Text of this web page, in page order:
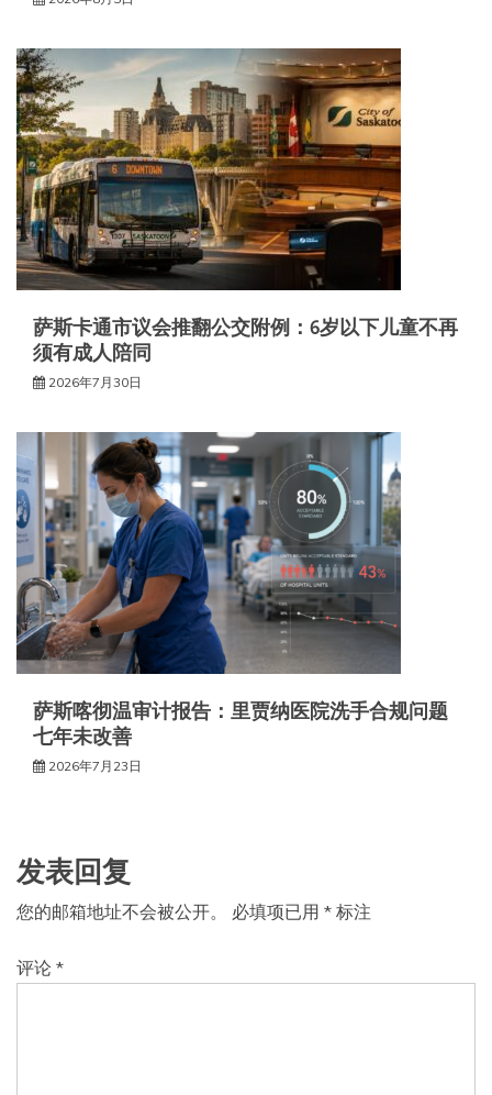
萨斯卡通市议会推翻公交附例：6岁以下儿童不再
须有成人陪同
2026年7月30日
萨斯喀彻温审计报告：里贾纳医院洗手合规问题
七年未改善
2026年7月23日
发表回复
您的邮箱地址不会被公开。 必填项已用 * 标注
评论 *